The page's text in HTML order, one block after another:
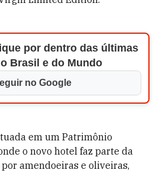
por dentro das últimas
Brasil e do Mundo
no Google
em um Patrimônio
o novo hotel faz parte da
amendoeiras e oliveiras,